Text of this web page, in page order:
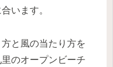
います。
と風の当たり方を
のオープンビーチ